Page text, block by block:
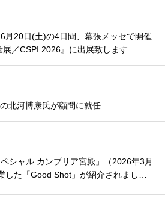
月20日(土)の4日間、幕張メッセで開催
／CSPI 2026』に出展致します
北河博康氏が顧問に就任
シャル カンブリア宮殿」（2026年3月
した「Good Shot」が紹介されまし